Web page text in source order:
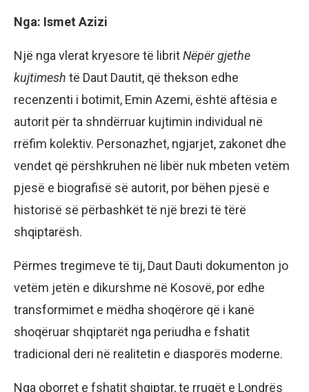
Nga: Ismet Azizi
Një nga vlerat kryesore të libritNëpër gjethe
kujtimesh të Daut Dautit, që thekson edhe
recenzenti i botimit, Emin Azemi, është aftësia e
autorit për ta shndërruar kujtimin individual në
rrëfim kolektiv. Personazhet, ngjarjet, zakonet dhe
vendet që përshkruhen në libër nuk mbeten vetëm
pjesë e biografisë së autorit, por bëhen pjesë e
historisë së përbashkët të një brezi të tërë
shqiptarësh.
Përmes tregimeve të tij, Daut Dauti dokumenton jo
vetëm jetën e dikurshme në Kosovë, por edhe
transformimet e mëdha shoqërore që i kanë
shoqëruar shqiptarët nga periudha e fshatit
tradicional deri në realitetin e diasporës moderne.
Nga oborret e fshatit shqiptar, te rrugët e Londrës